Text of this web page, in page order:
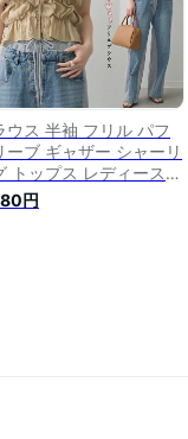
ウス 半袖 フリル パフ
ーブ ギャザー シャーリ
トップス レディース
いめ 2way ショート丈
ショルダー ペプラム シ
円